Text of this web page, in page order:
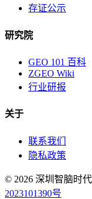
存证公示
研究院
GEO 101 百科
ZGEO Wiki
行业研报
关于
联系我们
隐私政策
© 2026 深圳智脑时
2023101390号